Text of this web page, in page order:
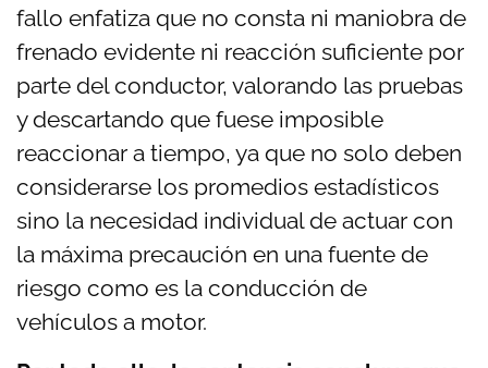
fallo enfatiza que no consta ni maniobra de
frenado evidente ni reacción suficiente por
parte del conductor, valorando las pruebas
y descartando que fuese imposible
reaccionar a tiempo, ya que no solo deben
considerarse los promedios estadísticos
sino la necesidad individual de actuar con
la máxima precaución en una fuente de
riesgo como es la conducción de
vehículos a motor.